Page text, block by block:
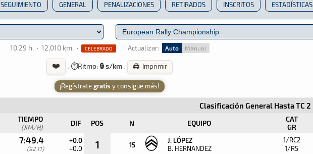
SEGUIMIENTO GENERAL PENALIZACIONES RETIRADOS INSCRITOS ESTADÍSTICAS
10:29 h. · 12,010 km. · CELEBRADO Actualizar: Auto Manual
❤️ · ⏱️Ritmo: 🔒 s/km · 🖨️ Imprimir
¡Regístrategratis y consigue más!
Clasificación General Hasta TC 2
TIEMPO
(KM/H) DIF POS N EQUIPO
CAT
GR
7:49.4
(92,11)
+0.0
+0.0 1 15
J. LÓPEZ
B. HERNANDEZ
1/RC2
1/R5